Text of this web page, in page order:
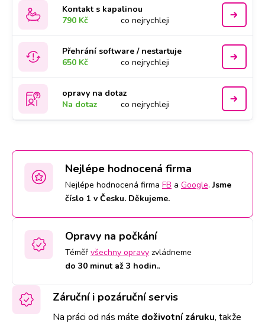
Kontakt s kapalinou
790 Kč
co nejrychleji
Přehrání software / nestartuje
650 Kč
co nejrychleji
opravy na dotaz
Na dotaz
co nejrychleji
Nejlépe hodnocená firma
Nejlépe hodnocená firma FB a Google.Jsme
číslo 1 v Česku. Děkujeme.
Opravy na počkání
Téměř všechny opravy zvládneme
do 30 minut až 3 hodin..
Záruční i pozáruční servis
Na práci od nás máte doživotní záruku, takže